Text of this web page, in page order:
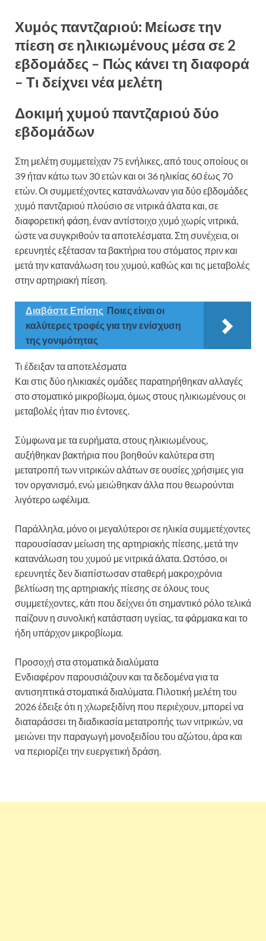
Χυμός παντζαριού: Μείωσε την
πίεση σε ηλικιωμένους μέσα σε 2
εβδομάδες – Πώς κάνει τη διαφορά
– Τι δείχνει νέα μελέτη
Δοκιμή χυμού παντζαριού δύο
εβδομάδων
Στη μελέτη συμμετείχαν 75 ενήλικες, από τους οποίους οι
39 ήταν κάτω των 30 ετών και οι 36 ηλικίας 60 έως 70
ετών. Οι συμμετέχοντες κατανάλωναν για δύο εβδομάδες
χυμό παντζαριού πλούσιο σε νιτρικά άλατα και, σε
διαφορετική φάση, έναν αντίστοιχο χυμό χωρίς νιτρικά,
ώστε να συγκριθούν τα αποτελέσματα. Στη συνέχεια, οι
ερευνητές εξέτασαν τα βακτήρια του στόματος πριν και
μετά την κατανάλωση του χυμού, καθώς και τις μεταβολές
στην αρτηριακή πίεση.
Διαβάστε Επίσης Ποιες είναι οι
καλύτερες τροφές για την ενίσχυση
της γονιμότητας
Τι έδειξαν τα αποτελέσματα
Και στις δύο ηλικιακές ομάδες παρατηρήθηκαν αλλαγές
στο στοματικό μικροβίωμα, όμως στους ηλικιωμένους οι
μεταβολές ήταν πιο έντονες.
Σύμφωνα με τα ευρήματα, στους ηλικιωμένους,
αυξήθηκαν βακτήρια που βοηθούν καλύτερα στη
μετατροπή των νιτρικών αλάτων σε ουσίες χρήσιμες για
τον οργανισμό, ενώ μειώθηκαν άλλα που θεωρούνται
λιγότερο ωφέλιμα.
Παράλληλα, μόνο οι μεγαλύτεροι σε ηλικία συμμετέχοντες
παρουσίασαν μείωση της αρτηριακής πίεσης, μετά την
κατανάλωση του χυμού με νιτρικά άλατα. Ωστόσο, οι
ερευνητές δεν διαπίστωσαν σταθερή μακροχρόνια
βελτίωση της αρτηριακής πίεσης σε όλους τους
συμμετέχοντες, κάτι που δείχνει ότι σημαντικό ρόλο τελικά
παίζουν η συνολική κατάσταση υγείας, τα φάρμακα και το
ήδη υπάρχον μικροβίωμα.
Προσοχή στα στοματικά διαλύματα
Ενδιαφέρον παρουσιάζουν και τα δεδομένα για τα
αντισηπτικά στοματικά διαλύματα. Πιλοτική μελέτη του
2026 έδειξε ότι η χλωρεξιδίνη που περιέχουν, μπορεί να
διαταράσσει τη διαδικασία μετατροπής των νιτρικών, να
μειώνει την παραγωγή μονοξειδίου του αζώτου, άρα και
να περιορίζει την ευεργετική δράση.